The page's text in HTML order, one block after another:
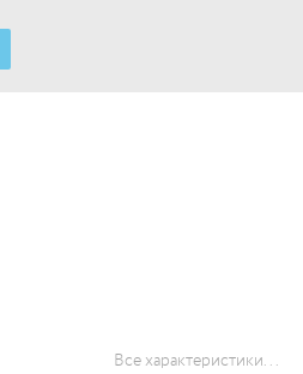
Все характеристики...